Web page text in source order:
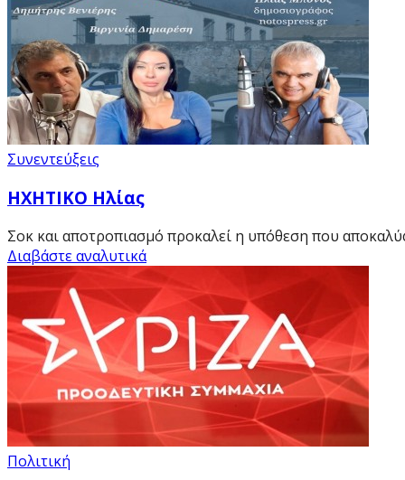
Συνεντεύξεις
HXHTIKO Ηλίας
Σοκ και αποτροπιασμό προκαλεί η υπόθεση που
Διαβάστε αναλυτικά
Πολιτική